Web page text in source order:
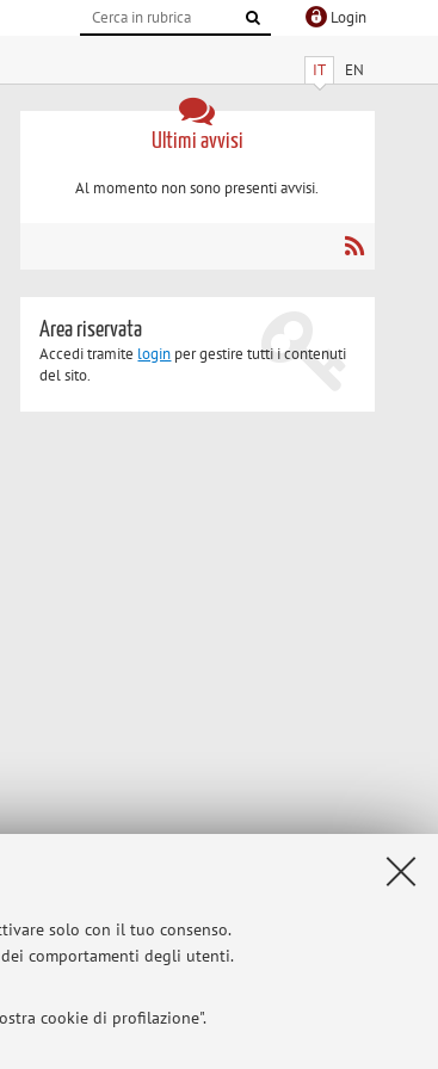
solo con il tuo consenso.
comportamenti degli utenti.
cookie di profilazione".
Login
IT EN
Ultimi avvisi
Al momento non sono presenti avvisi.
Area riservata
Accedi tramite login per gestire tutti i contenuti
del sito.